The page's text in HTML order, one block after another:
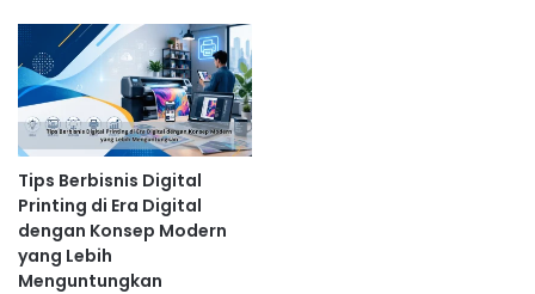
Tips Berbisnis Digital
Printing di Era Digital
dengan Konsep Modern
yang Lebih
Menguntungkan